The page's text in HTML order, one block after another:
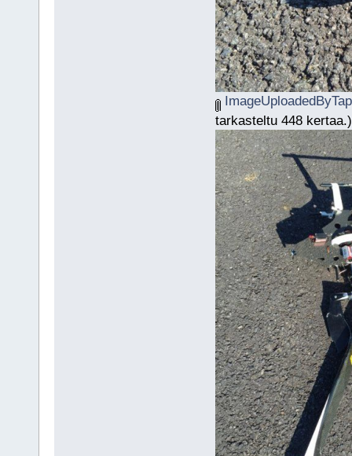
tarkasteltu 448 kertaa.)